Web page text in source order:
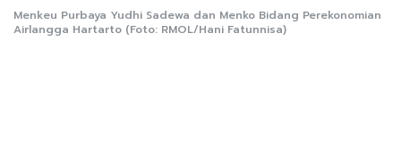
Menkeu Purbaya Yudhi Sadewa dan Menko Bidang Perekonomian
Airlangga Hartarto (Foto: RMOL/Hani Fatunnisa)